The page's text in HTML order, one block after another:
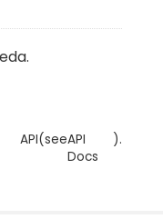
API(seeAPI
Docs
).